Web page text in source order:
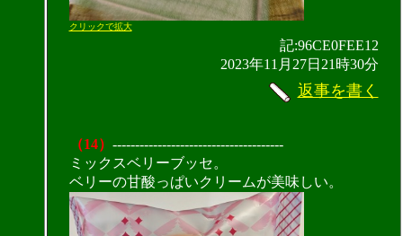
クリックで拡大
記:96CE0FEE12
2023年11月27日21時30分
返事を書く
（14） --------------------------------------
ミックスベリーブッセ。
ベリーの甘酸っぱいクリームが美味しい。